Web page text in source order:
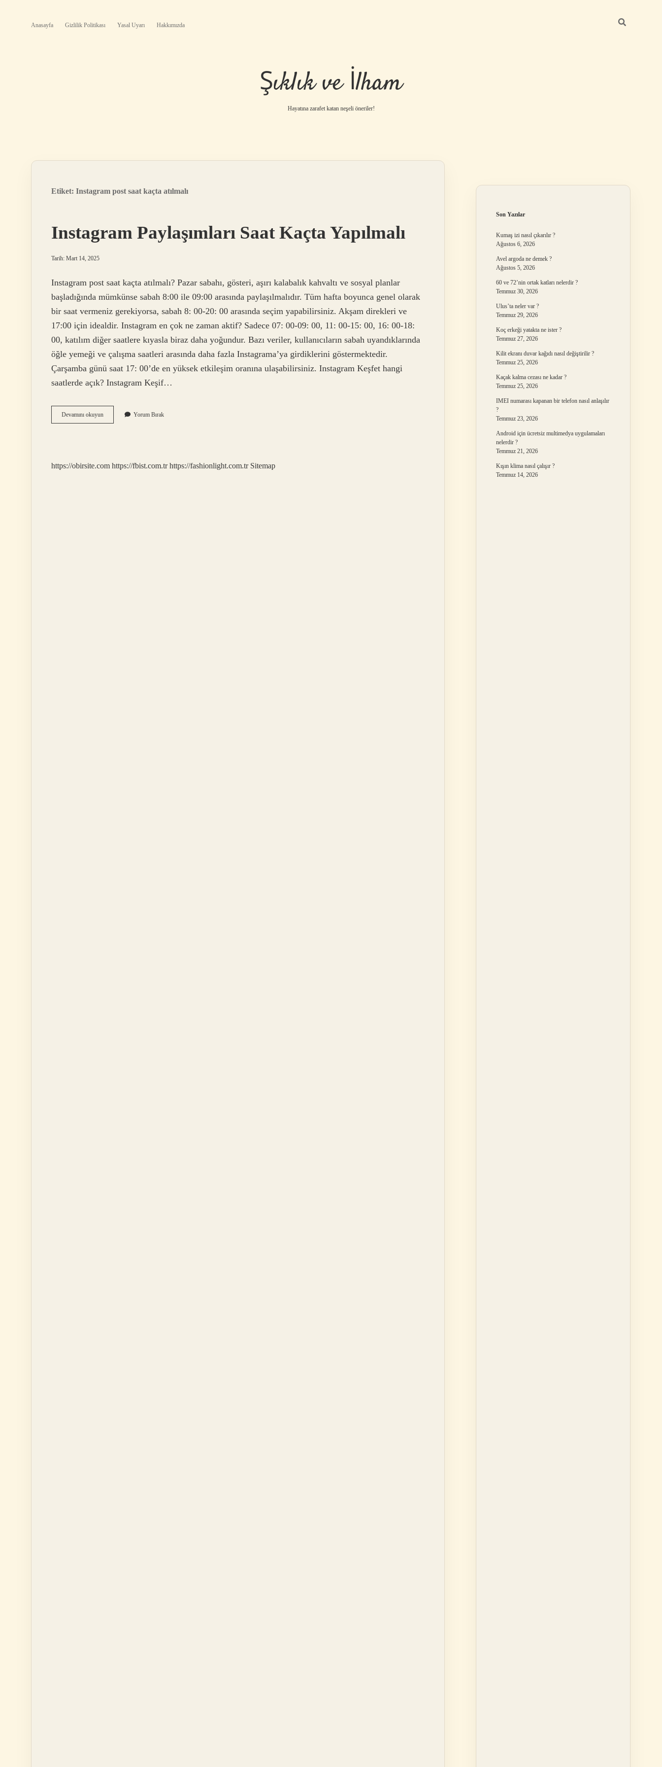
Anasayfa Gizlilik Politikası Yasal Uyarı Hakkımızda
Şıklık ve İlham
Hayatına zarafet katan neşeli öneriler!
Etiket: Instagram post saat kaçta atılmalı
Instagram Paylaşımları Saat Kaçta Yapılmalı
Tarih: Mart 14, 2025
Instagram post saat kaçta atılmalı? Pazar sabahı, gösteri, aşırı kalabalık kahvaltı ve sosyal planlar
başladığında mümkünse sabah 8:00 ile 09:00 arasında paylaşılmalıdır. Tüm hafta boyunca genel olarak
bir saat vermeniz gerekiyorsa, sabah 8: 00-20: 00 arasında seçim yapabilirsiniz. Akşam direkleri ve
17:00 için idealdir. Instagram en çok ne zaman aktif? Sadece 07: 00-09: 00, 11: 00-15: 00, 16: 00-18:
00, katılım diğer saatlere kıyasla biraz daha yoğundur. Bazı veriler, kullanıcıların sabah uyandıklarında
öğle yemeği ve çalışma saatleri arasında daha fazla Instagrama’ya girdiklerini göstermektedir.
Çarşamba günü saat 17: 00’de en yüksek etkileşim oranına ulaşabilirsiniz. Instagram Keşfet hangi
saatlerde açık? Instagram Keşif…
Devamını okuyunInstagram
Paylaşımları
Yorum Bırak
https://obirsite.com https://fbist.com.tr https://fashionlight.com.tr Sitemap
Son Yazılar
Kumaş izi nasıl çıkarılır ?
Ağustos 6, 2026
Avel argoda ne demek ?
Ağustos 5, 2026
60 ve 72’nin ortak katları nelerdir ?
Temmuz 30, 2026
Ulus’ta neler var ?
Temmuz 29, 2026
Koç erkeği yatakta ne ister ?
Temmuz 27, 2026
Kilit ekranı duvar kağıdı nasıl değiştirilir ?
Temmuz 25, 2026
Kaçak kalma cezası ne kadar ?
Temmuz 25, 2026
IMEI numarası kapanan bir telefon nasıl anlaşılır
?
Temmuz 23, 2026
Android için ücretsiz multimedya uygulamaları
nelerdir ?
Temmuz 21, 2026
Kışın klima nasıl çalışır ?
Temmuz 14, 2026